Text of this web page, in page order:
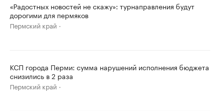
«Радостных новостей не скажу»: турнаправления будут
дорогими для пермяков
Пермский край
КСП города Перми: сумма нарушений исполнения бюджета
снизились в 2 раза
Пермский край